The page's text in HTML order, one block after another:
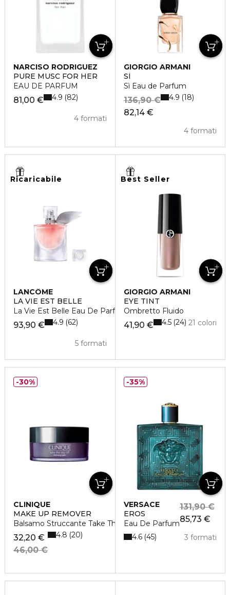
NARCISO RODRIGUEZ
PURE MUSC FOR HER
EAU DE PARFUM
81,00 €
4 formati
4.9 82
GIORGIO ARMANI
SÌ
Sì Eau de Parfum
82,14 €
136,90 €
4 formati
4.9 18
Ricaricabile
LANCÔME
LA VIE EST BELLE
La Vie Est Belle Eau De Parfum
93,90 €
5 formati
4.9 62
Best Seller
GIORGIO ARMANI
EYE TINT
Ombretto Fluido
41,90 € 21 colori
4.5 24
CLINIQUE
MAKE UP REMOVER
Balsamo Struccante Take The Day Off
32,20 €
46,00 €
4.8 20
30%
VERSACE
EROS
Eau De Parfum85,73 €
131,90 €
3 formati
4.6 45
35%